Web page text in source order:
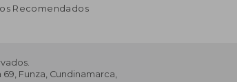
Recomendados
69, Funza, Cundinamarca,